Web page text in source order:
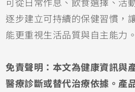
可從日常作息、飲食選擇、活
逐步建立可持續的保健習慣，
能更重視生活品質與自主能力。
免責聲明：本文為健康資訊與
醫療診斷或替代治療依據。產